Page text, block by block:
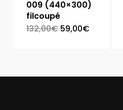
009 (440×300)
filcoupé
132,00€ 59,00€